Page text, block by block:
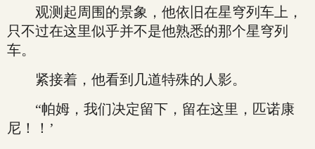
观测起周围的景象，他依旧在星穹列车上，
只不过在这里似乎并不是他熟悉的那个星穹列
车。
紧接着，他看到几道特殊的人影。
“帕姆，我们决定留下，留在这里，匹诺康
尼！！’